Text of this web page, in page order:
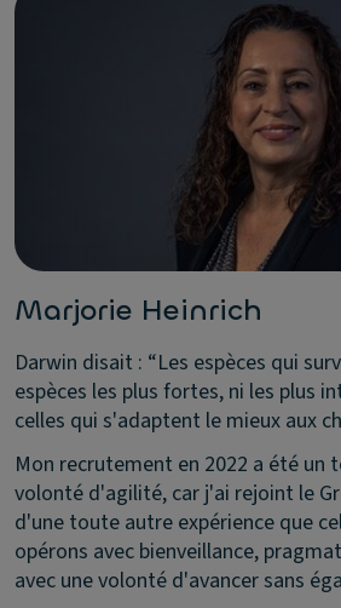
Marjorie Heinrich
Darwin disait : “Les espèces qui
espèces les plus fortes, ni les plus
celles qui s'adaptent le mieux aux
Mon recrutement en 2022 a été un
volonté d'agilité, car j'ai rejoint le
d'une toute autre expérience que
opérons avec bienveillance,
avec une volonté d'avancer sans